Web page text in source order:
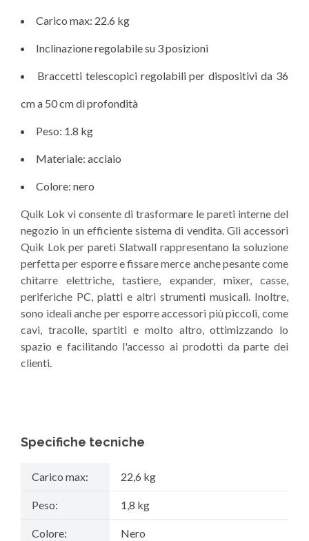
Carico max: 22.6 kg
Inclinazione regolabile su 3 posizioni
Braccetti telescopici regolabili per dispositivi da 36
cm a 50 cm di profondità
Peso: 1.8 kg
Materiale: acciaio
Colore: nero
Quik Lok vi consente di trasformare le pareti interne del
negozio in un efficiente sistema di vendita. Gli accessori
Quik Lok per pareti Slatwall rappresentano la soluzione
perfetta per esporre e fissare merce anche pesante come
chitarre elettriche, tastiere, expander, mixer, casse,
periferiche PC, piatti e altri strumenti musicali. Inoltre,
sono ideali anche per esporre accessori più piccoli, come
cavi, tracolle, spartiti e molto altro, ottimizzando lo
spazio e facilitando l'accesso ai prodotti da parte dei
clienti.
Specifiche tecniche
Carico max: 22,6 kg
Peso: 1,8 kg
Colore: Nero